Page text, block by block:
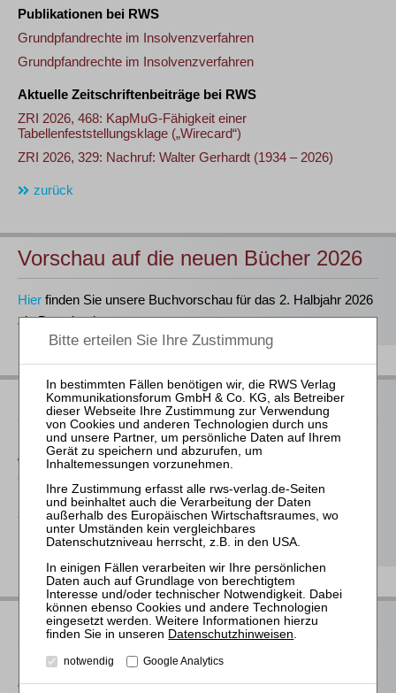
Publikationen bei RWS
Grundpfandrechte im Insolvenzverfahren
Grundpfandrechte im Insolvenzverfahren
Aktuelle Zeitschriftenbeiträge bei RWS
ZRI 2026, 468: KapMuG-Fähigkeit einer
Tabellenfeststellungsklage („Wirecard“)
ZRI 2026, 329: Nachruf: Walter Gerhardt (1934 – 2026)
zurück
Vorschau auf die neuen Bücher 2026
Hier finden Sie unsere Buchvorschau für das 2. Halbjahr 2026
als Download
Neu im Buchprogramm
Baums / Thoma / Verse (Hrsg.)
WpÜG – Kommentar zum Wertpapiererwerbs- und
289,00 €
Bestellen
RWS bei Juris
Der RWS Verlag istPartner der jurisAllianz
erhalten Sie deshalb auch im Rahmen ausgewählter juris-
Datenschutzhinweisen
notwendig Google Analytics